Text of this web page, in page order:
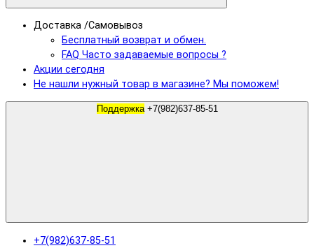
Доставка /Самовывоз
Бесплатный возврат и обмен.
FAQ Часто задаваемые вопросы ?
Акции сегодня
Не нашли нужный товар в магазине? Мы поможем!
Поддержка +7(982)637-85-51
+7(982)637-85-51